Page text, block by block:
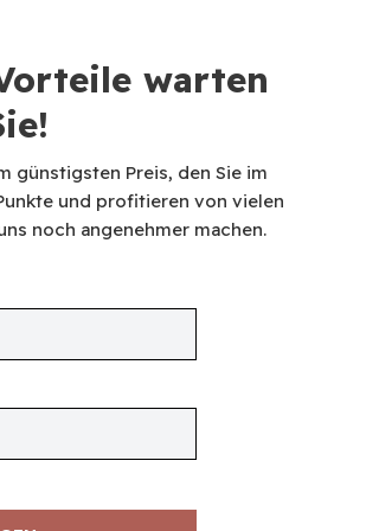
warten
günstigsten Preis, den Sie im
und profitieren von vielen
noch angenehmer machen.